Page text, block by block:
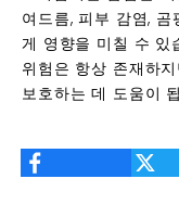
여드름, 피부 감염,
게 영향을 미칠 수 있
위험은 항상 존재하
보호하는 데 도움이